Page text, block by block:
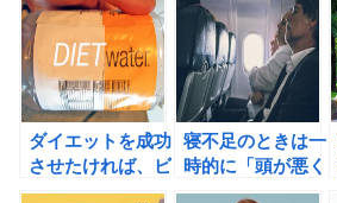
ダイエットを成功
させたければ、ビ
ジョンを作れ！
寝不足のときは一
時的に「頭が悪く
なっている」？う